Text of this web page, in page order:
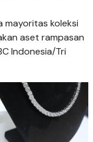
mayoritas koleksi
aset rampasan
Indonesia/Tri